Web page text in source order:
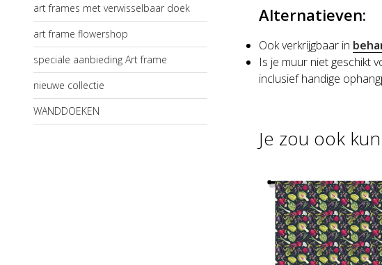
Alternatieven:
Ook verkrijgbaar in
Is je muur niet geschikt
inclusief handige
Je zou ook
art frames met verwisselbaar doek
art frame flowershop
speciale aanbieding Art frame
nieuwe collectie
WANDDOEKEN